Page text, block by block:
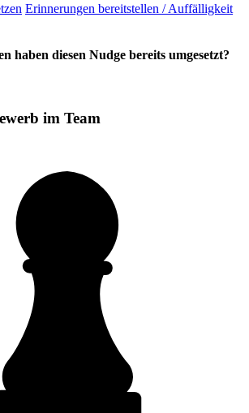
Erinnerungen bereitstellen / Auffälligkeit
haben diesen Nudge bereits umgesetzt?
im Team